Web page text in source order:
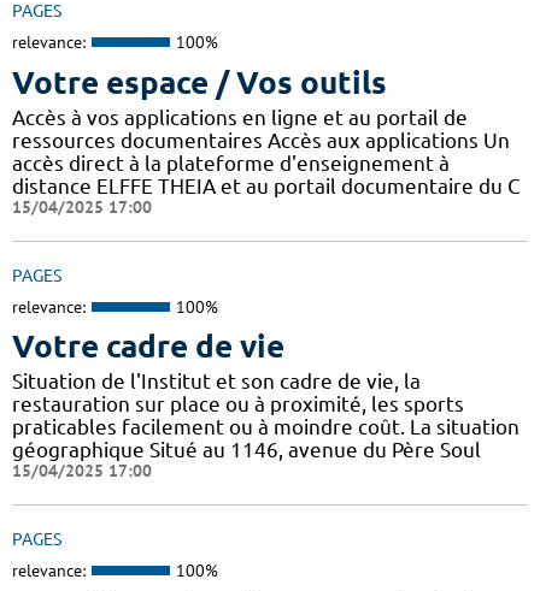
PAGES
relevance: 100%
Votre espace / Vos outils
Accès à vos applications en ligne et au portail de
ressources documentaires Accès aux applications Un
accès direct à la plateforme d'enseignement à
distance ELFFE THEIA et au portail documentaire du C
15/04/2025 17:00
PAGES
relevance: 100%
Votre cadre de vie
Situation de l'Institut et son cadre de vie, la
restauration sur place ou à proximité, les sports
praticables facilement ou à moindre coût. La situation
géographique Situé au 1146, avenue du Père Soul
15/04/2025 17:00
PAGES
relevance: 100%